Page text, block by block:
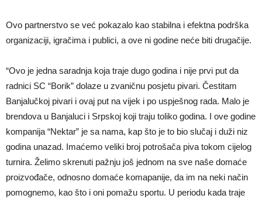
Ovo partnerstvo se već pokazalo kao stabilna i efektna podrška
organizaciji, igračima i publici, a ove ni godine neće biti drugačije.
“Ovo je jedna saradnja koja traje dugo godina i nije prvi put da
radnici SC “Borik” dolaze u zvaničnu posjetu pivari. Čestitam
Banjalučkoj pivari i ovaj put na vijek i po uspješnog rada. Malo je
brendova u Banjaluci i Srpskoj koji traju toliko godina. I ove godine
kompanija “Nektar” je sa nama, kap što je to bio slučaj i duži niz
godina unazad. Imaćemo veliki broj potrošača piva tokom cijelog
turnira. Želimo skrenuti pažnju još jednom na sve naše domaće
proizvođače, odnosno domaće komapanije, da im na neki način
pomognemo, kao što i oni pomažu sportu. U periodu kada traje